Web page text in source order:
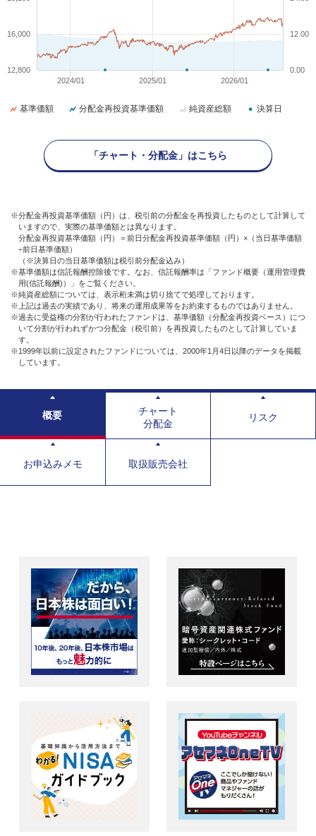
2024/01 2025/01 2026/01
12,800
16,000
0.00
12.00
基準価額 分配金再投資基準価額 純資産総額 決算日
「チャート・分配金」はこちら
※分配金再投資基準価額（円）は、税引前の分配金を再投資したものとして計算して
いますので、実際の基準価額とは異なります。
分配金再投資基準価額（円）＝前日分配金再投資基準価額（円）×（当日基準価額
÷前日基準価額）
（※決算日の当日基準価額は税引前分配金込み）
※基準価額は信託報酬控除後です。なお、信託報酬率は「ファンド概要（運用管理費
用(信託報酬)）」をご覧ください。
※純資産総額については、表示桁未満は切り捨てで処理しております。
※上記は過去の実績であり、将来の運用成果等をお約束するものではありません。
※過去に受益権の分割が行われたファンドは、基準価額（分配金再投資ベース）につ
いて分割が行われずかつ分配金（税引前）を再投資したものとして計算していま
す。
※1999年以前に設定されたファンドについては、2000年1月4日以降のデータを掲載
しています。
概要
チャート
分配金
リスク
お申込みメモ 取扱販売会社